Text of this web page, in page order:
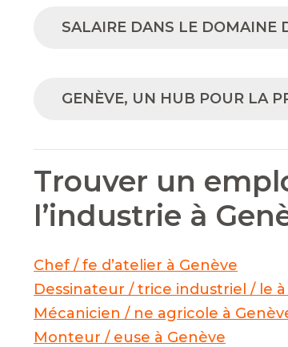
SALAIRE DANS LE DOMAINE
GENÈVE, UN HUB POUR LA
Trouver un
l’industrie à
Chef / fe d’atelier à Genève
Dessinateur / trice industriel / le à
Mécanicien / ne agricole à
Monteur / euse à Genève